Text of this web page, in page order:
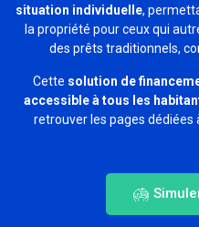
situation individuelle,
la propriété pour ceux qui
des prêts traditionnels,
Cette solution de
accessible à tous les
retrouver les pages dédiées